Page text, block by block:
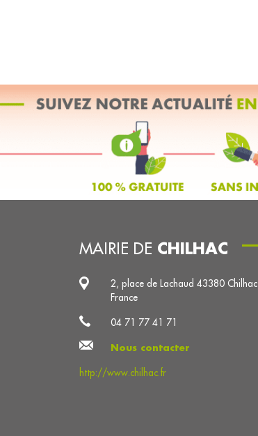
MAIRIE DE CHILHAC
2, place de Lachaud 43380 Chilhac
France
04 71 77 41 71
Nous contacter
http://www.chilhac.fr